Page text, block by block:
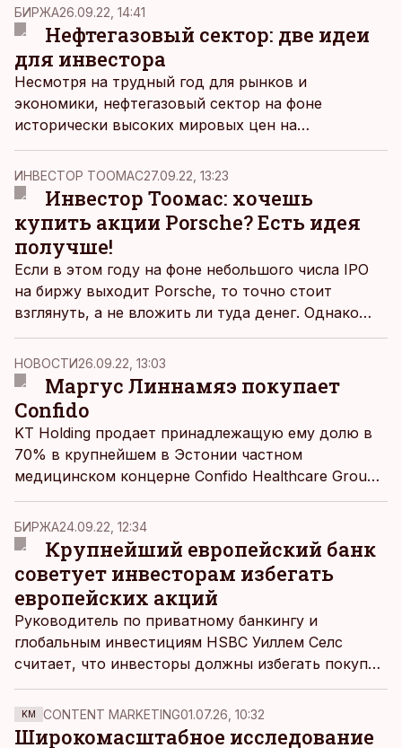
БИРЖА26.09.22, 14:41
Нефтегазовый сектор: две идеи
для инвестора
Несмотря на трудный год для рынков и
экономики, нефтегазовый сектор на фоне
исторически высоких мировых цен на
энергоресурсы чувствует себя наиболее
уверенно. Инвестиционный аналитик Freedom
Finance Europe Максим Мантуров предлагает
взглянуть на двух представителей из этого
сектора.
ИНВЕСТОР ТООМАС27.09.22, 13:23
Инвестор Тоомас: хочешь
купить акции Porsche? Есть идея
получше!
Если в этом году на фоне небольшого числа IPO
на биржу выходит Porsche, то точно стоит
взглянуть, а не вложить ли туда денег. Однако
покопавшись поглубже кажется, что инвестору
лучше обратить внимание на кое что другое.
НОВОСТИ26.09.22, 13:03
Маргус Линнамяэ покупает
Confido
KT Holding продает принадлежащую ему долю в
70% в крупнейшем в Эстонии частном
медицинском концерне Confido Healthcare Group
предпринимателю Маргусу Линнамяэ. Сделку
предстоит одобрить Департаменту конкуренции.
БИРЖА24.09.22, 12:34
Крупнейший европейский банк
советует инвесторам избегать
европейских акций
Руководитель по приватному банкингу и
глобальным инвестициям HSBC Уиллем Селс
считает, что инвесторы должны избегать покупки
европейских акций, поскольку из-за
энергетического кризиса соотношение риска и
доходности неблагоприятно. Зато глава по
KM CONTENT MARKETING01.07.26, 10:32
Широкомасштабное исследование